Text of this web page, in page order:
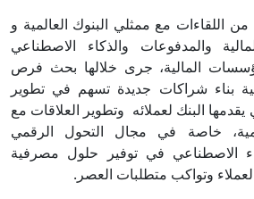
اللقاءات مع ممثلي البنوك العالمية و
والمدفوعات والذكاء الاصطناعي
المالية، جرى خلالها بحث فرص
بناء شراكات جديدة تسهم في تطوير
البنك لعملائه وتطوير العلاقات مع
خاصة في مجال التحول الرقمي
الاصطناعي في توفير حلول مصرفية
وتواكب متطلبات العصر.